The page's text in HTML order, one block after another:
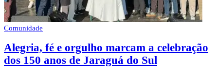
Comunidade
Alegria, fé e orgulho marcam a celebração
dos 150 anos de Jaraguá do Sul